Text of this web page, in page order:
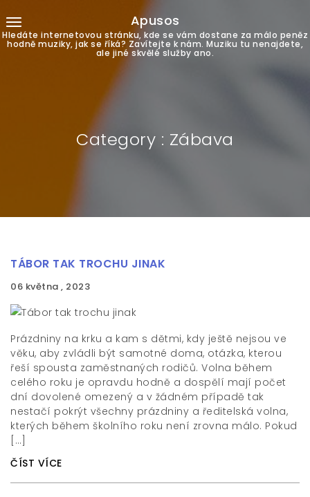
Apusos
Hledáte internetovou stránku, kde se vám dostane za málo peněz
hodně muziky, jak se říká? Zavítejte k nám. Muziku tu nenajdete,
ale jiné skvělé služby ano.
Category : Zábava
TÁBOR TAK TROCHU JINAK
06 května , 2023
Prázdniny na krku a kam s dětmi, kdy ještě nejsou ve
věku, aby zvládli být samotné doma, otázka, kterou
řeší spousta zaměstnaných rodičů. Volna během
celého roku je opravdu hodně a dospělí mají počet
dní dovolené omezený a v žádném případě tak
nestačí pokrýt všechny prázdniny a ředitelská volna,
kterých během školního roku není zrovna málo. Pokud
[…]
ČÍST VÍCE